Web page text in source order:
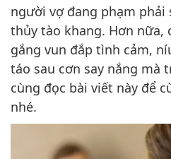
người vợ đang phạm phải
thủy tào khang. Hơn nữa,
gắng vun đắp tình cảm,
táo sau cơn say nắng mà
cùng đọc bài viết này để
nhé.